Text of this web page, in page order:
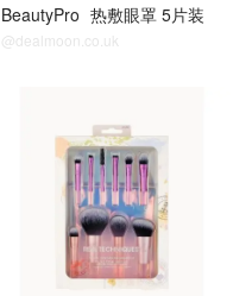
BeautyPro 热敷眼罩 5片装
@dealmoon.co.uk